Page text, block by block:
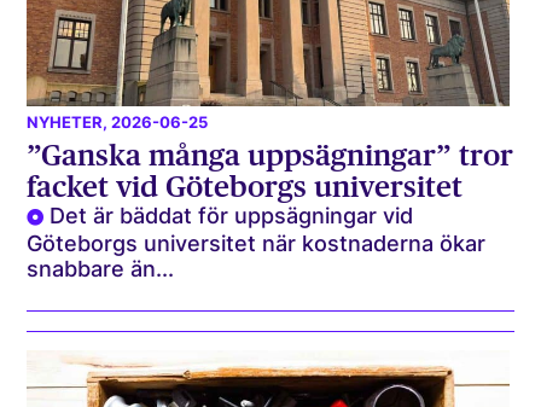
NYHETER, 2026-06-25
”Ganska många uppsägningar” tror
facket vid Göteborgs universitet
Det är bäddat för uppsägningar vid
Göteborgs universitet när kostnaderna ökar
snabbare än...